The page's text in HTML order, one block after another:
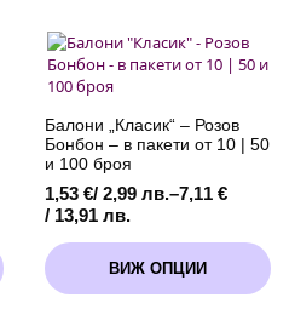
-
30
см
5
броя
Балони „Класик“ – Розов
Бонбон – в пакети от 10 | 50
и 100 броя
1,53 €/ 2,99 лв.–7,11 €
/ 13,91 лв.
Price
1,53 €
/
2,99 лв.
ВИЖ ОПЦИИ
This
product
has